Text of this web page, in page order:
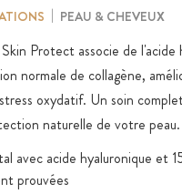
PEAU & CHEVEUX
Protect associe de
normale de collagène,
oxydatif. Un soin
naturelle de votre peau.
avec acide hyaluronique et
prouvées